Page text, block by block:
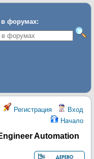
в форумах:
Регистрация
Вход
Начало
Automation